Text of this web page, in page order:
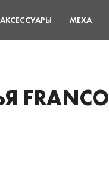
АКСЕССУАРЫ МЕХА
FRANCO